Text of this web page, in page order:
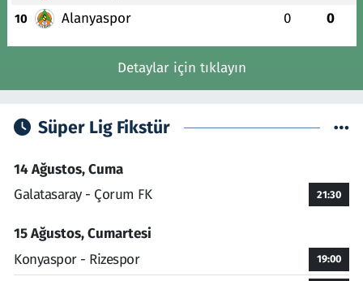
10 Alanyaspor 0 0
Detaylar için tıklayın
Süper Lig Fikstür
14 Ağustos, Cuma
Galatasaray - Çorum FK
21:30
15 Ağustos, Cumartesi
Konyaspor - Rizespor
19:00